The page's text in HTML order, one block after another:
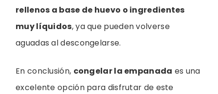
rellenos a base de huevo o ingredientes
muy líquidos, ya que pueden volverse
aguadas al descongelarse.
En conclusión, congelar la empanada es una
excelente opción para disfrutar de este